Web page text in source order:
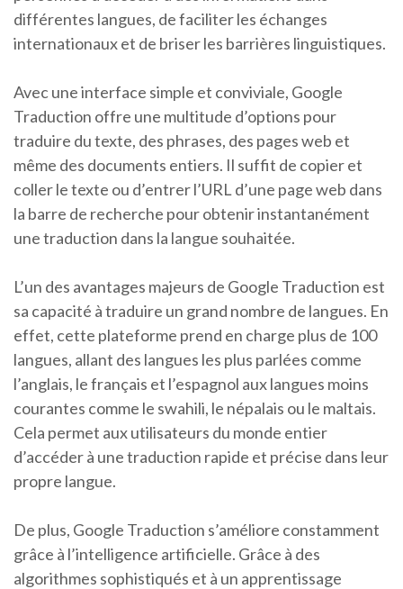
différentes langues, de faciliter les échanges
internationaux et de briser les barrières linguistiques.
Avec une interface simple et conviviale, Google
Traduction offre une multitude d’options pour
traduire du texte, des phrases, des pages web et
même des documents entiers. Il suffit de copier et
coller le texte ou d’entrer l’URL d’une page web dans
la barre de recherche pour obtenir instantanément
une traduction dans la langue souhaitée.
L’un des avantages majeurs de Google Traduction est
sa capacité à traduire un grand nombre de langues. En
effet, cette plateforme prend en charge plus de 100
langues, allant des langues les plus parlées comme
l’anglais, le français et l’espagnol aux langues moins
courantes comme le swahili, le népalais ou le maltais.
Cela permet aux utilisateurs du monde entier
d’accéder à une traduction rapide et précise dans leur
propre langue.
De plus, Google Traduction s’améliore constamment
grâce à l’intelligence artificielle. Grâce à des
algorithmes sophistiqués et à un apprentissage